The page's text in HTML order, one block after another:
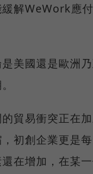
解WeWork應
美國還是歐洲
貿易衝突正在
初創企業更是每
在增加，在某